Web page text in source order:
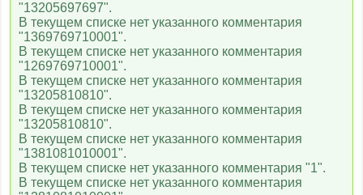
"13205697697".
В текущем списке нет указанного комментария
"1369769710001".
В текущем списке нет указанного комментария
"1269769710001".
В текущем списке нет указанного комментария
"13205810810".
В текущем списке нет указанного комментария
"13205810810".
В текущем списке нет указанного комментария
"1381081010001".
В текущем списке нет указанного комментария "1".
В текущем списке нет указанного комментария